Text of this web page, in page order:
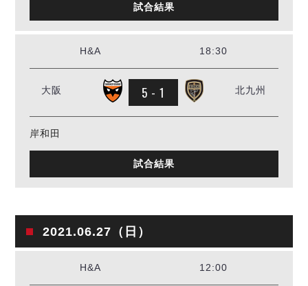
試合結果
H&A 18:30
大阪 5 - 1 北九州
岸和田
試合結果
2021.06.27（日）
H&A 12:00